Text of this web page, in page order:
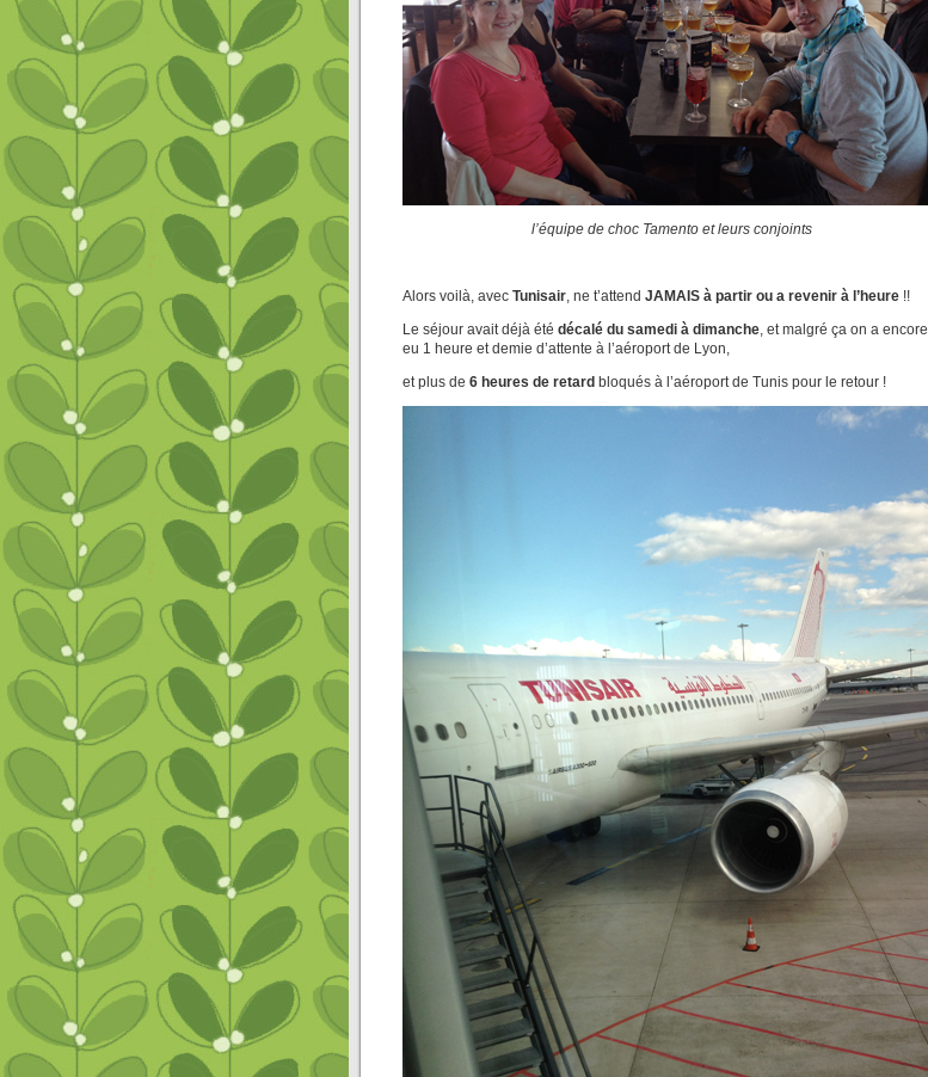
l’équipe de choc Tamento et leurs conjoints
Alors voilà, avec Tunisair, ne t’attend JAMAIS à partir ou a revenir à l’heure !!
Le séjour avait déjà été décalé du samedi à dimanche, et malgré ça on a encore
eu 1 heure et demie d’attente à l’aéroport de Lyon,
et plus de 6 heures de retard bloqués à l’aéroport de Tunis pour le retour !